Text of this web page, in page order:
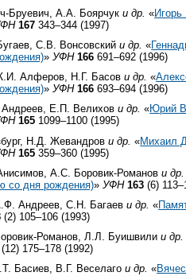
Бруевич, А.А. Боярчуки др. «
167 343–344 (1997)
С.В. Вонсовскийи др. «
»УФН 166 691–692 (1996)
Алферов, Н.Г. Басови др. «
»УФН 166 693–694 (1996)
Е.П. Велихови др. «Юрий
165 1099–1100 (1995)
Н.Д. Жевандрови др. «Михаил
165 359–360 (1995)
А.С. Боровик-Романови др.
со дня рождения)»УФН 163 (6)
Андреев, С.Н. Багаеви др. «
(2) 105–106 (1993)
Романов, Л.Л. Буишвилии др.
(12) 175–178 (1992)
Басиев, В.Г. Веселагои др. «